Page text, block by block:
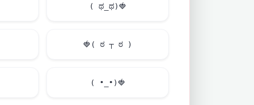
( ಥ_ಥ) 🍓
🍓 ( ಠ ┬ ಠ )
( •_•) 🍓